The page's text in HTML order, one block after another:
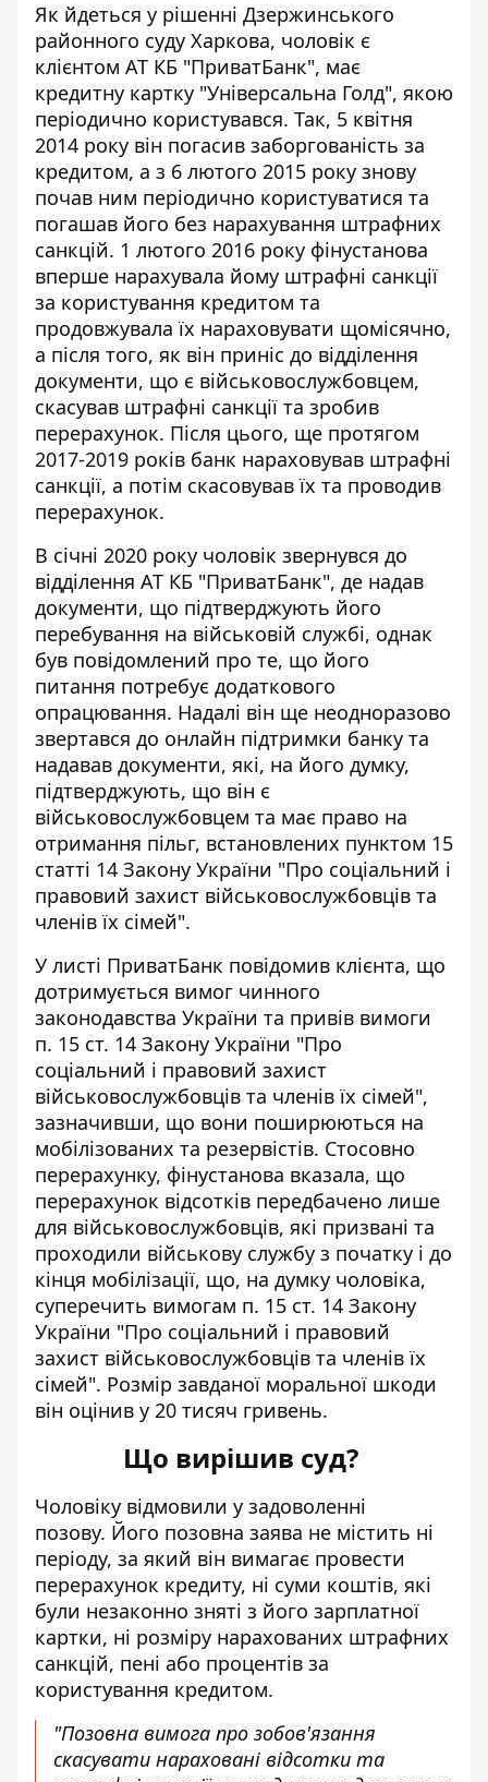
Як йдеться у рішенні Дзержинського
районного суду Харкова, чоловік є
клієнтом АТ КБ "ПриватБанк", має
кредитну картку "Універсальна Голд", якою
періодично користувався. Так, 5 квітня
2014 року він погасив заборгованість за
кредитом, а з 6 лютого 2015 року знову
почав ним періодично користуватися та
погашав його без нарахування штрафних
санкцій. 1 лютого 2016 року фінустанова
вперше нарахувала йому штрафні санкції
за користування кредитом та
продовжувала їх нараховувати щомісячно,
а після того, як він приніс до відділення
документи, що є військовослужбовцем,
скасував штрафні санкції та зробив
перерахунок. Після цього, ще протягом
2017-2019 років банк нараховував штрафні
санкції, а потім скасовував їх та проводив
перерахунок.
В січні 2020 року чоловік звернувся до
відділення АТ КБ "ПриватБанк", де надав
документи, що підтверджують його
перебування на військовій службі, однак
був повідомлений про те, що його
питання потребує додаткового
опрацювання. Надалі він ще неодноразово
звертався до онлайн підтримки банку та
надавав документи, які, на його думку,
підтверджують, що він є
військовослужбовцем та має право на
отримання пільг, встановлених пунктом 15
статті 14 Закону України "Про соціальний і
правовий захист військовослужбовців та
членів їх сімей".
У листі ПриватБанк повідомив клієнта, що
дотримується вимог чинного
законодавства України та привів вимоги
п. 15 ст. 14 Закону України "Про
соціальний і правовий захист
військовослужбовців та членів їх сімей",
зазначивши, що вони поширюються на
мобілізованих та резервістів. Стосовно
перерахунку, фінустанова вказала, що
перерахунок відсотків передбачено лише
для військовослужбовців, які призвані та
проходили військову службу з початку і до
кінця мобілізації, що, на думку чоловіка,
суперечить вимогам п. 15 ст. 14 Закону
України "Про соціальний і правовий
захист військовослужбовців та членів їх
сімей". Розмір завданої моральної шкоди
він оцінив у 20 тисяч гривень.
Що вирішив суд?
Чоловіку відмовили у задоволенні
позову. Його позовна заява не містить ні
періоду, за який він вимагає провести
перерахунок кредиту, ні суми коштів, які
були незаконно зняті з його зарплатної
картки, ні розміру нарахованих штрафних
санкцій, пені або процентів за
користування кредитом.
"Позовна вимога про зобов'язання
скасувати нараховані відсотки та